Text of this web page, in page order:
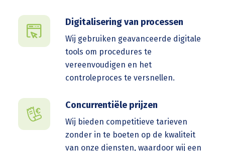
Digitalisering van processen
Wij gebruiken geavanceerde digitale
tools om procedures te
vereenvoudigen en het
controleproces te versnellen.
Concurrentiële prijzen
Wij bieden competitieve tarieven
zonder in te boeten op de kwaliteit
van onze diensten, waardoor wij een